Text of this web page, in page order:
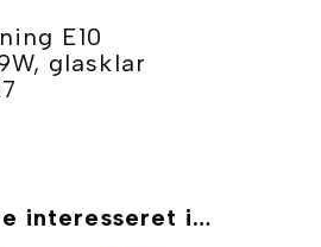
E10
glasklar
interesseret i…